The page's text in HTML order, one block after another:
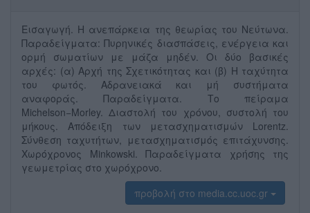
Εισαγωγή. Η ανεπάρκεια της θεωρίας του Νεύτωνα.
Παραδείγματα: Πυρηνικές διασπάσεις, ενέργεια και
ορμή σωματίων με μάζα μηδέν. Οι δύο βασικές
αρχές: (α) Αρχή της Σχετικότητας και (β) Η ταχύτητα
του φωτός. Αδρανειακά και μή συστήματα
αναφοράς. Παραδείγματα. Το πείραμα
Michelson−Morley. Διαστολή του χρόνου, συστολή του
μήκους. Απόδειξη των μετασχηματισμών Lorentz.
Σύνθεση ταχυτήτων, μετασχηματισμός επιτάχυνσης.
Χωρόχρονος Minkowski. Παραδείγματα χρήσης της
γεωμετρίας στο χωρόχρονο.
προβολή στο media.cc.uoc.gr